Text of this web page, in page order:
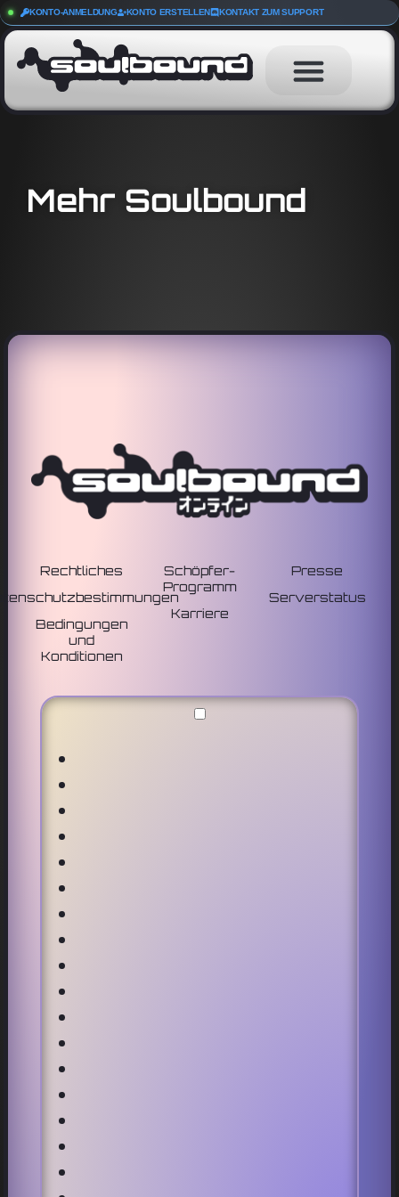
KONTO-ANMELDUNG KONTO ERSTELLEN KONTAKT ZUM SUPPORT
Mehr Soulbound
Rechtliches
Bedingungen
und
Konditionen
Schöpfer-
Programm
Karriere
Presse
Serverstatus